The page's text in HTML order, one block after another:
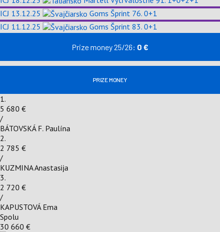
ICJ 13.12.25 Goms Šprint 76. 0+1
ICJ 11.12.25 Goms Šprint 83. 0+1
Prize money 25/26: 0 €
PRIZE MONEY
1.
5 680 €
/
BÁTOVSKÁ F. Paulína
2.
2 785 €
/
KUZMINA Anastasija
3.
2 720 €
/
KAPUSTOVÁ Ema
Spolu
30 660 €